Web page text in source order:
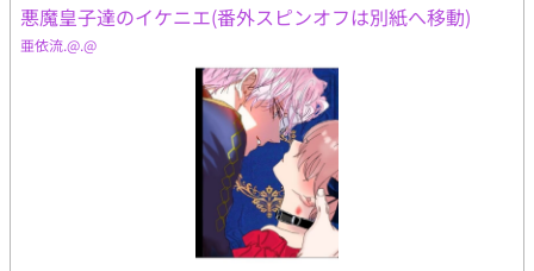
悪魔皇子達のイケニエ(番外スピンオフは別紙へ移動)
亜依流.@.@